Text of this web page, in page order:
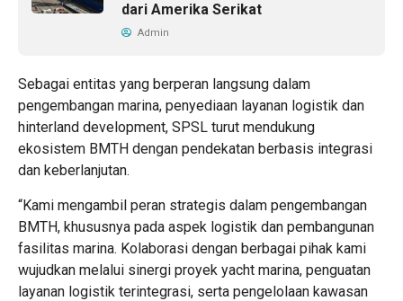
dari Amerika Serikat
Admin
Sebagai entitas yang berperan langsung dalam
pengembangan marina, penyediaan layanan logistik dan
hinterland development, SPSL turut mendukung
ekosistem BMTH dengan pendekatan berbasis integrasi
dan keberlanjutan.
“Kami mengambil peran strategis dalam pengembangan
BMTH, khususnya pada aspek logistik dan pembangunan
fasilitas marina. Kolaborasi dengan berbagai pihak kami
wujudkan melalui sinergi proyek yacht marina, penguatan
layanan logistik terintegrasi, serta pengelolaan kawasan